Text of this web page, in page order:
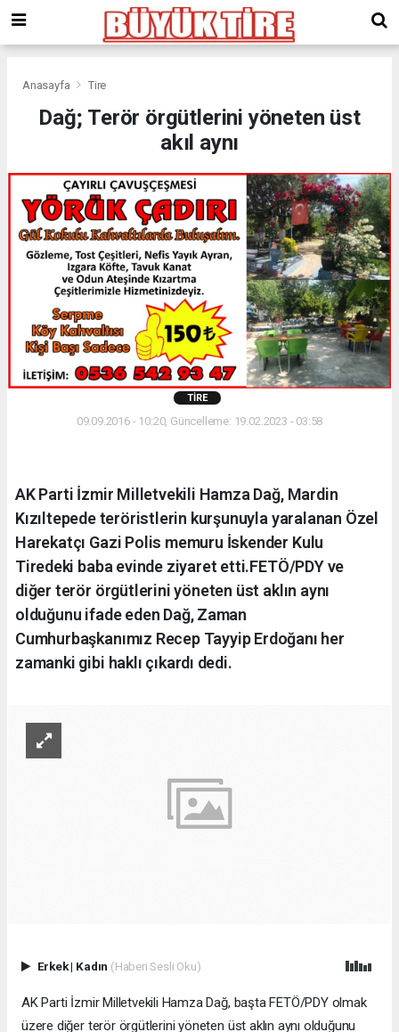
giriş
kingroyal
Anasayfa Tire
Dağ; Terör örgütlerini yöneten üst
akıl aynı
TIRE
09.09.2016 - 10:20, Güncelleme: 19.02.2023 - 03:58
AK Parti İzmir Milletvekili Hamza Dağ, Mardin
Kızıltepede teröristlerin kurşunuyla yaralanan Özel
Harekatçı Gazi Polis memuru İskender Kulu
Tiredeki baba evinde ziyaret etti.FETÖ/PDY ve
diğer terör örgütlerini yöneten üst aklın aynı
olduğunu ifade eden Dağ, Zaman
Cumhurbaşkanımız Recep Tayyip Erdoğanı her
zamanki gibi haklı çıkardı dedi.
Erkek| Kadın (Haberi Sesli Oku)
AK Parti İzmir Milletvekili Hamza Dağ, başta FETÖ/PDY olmak
üzere diğer terör örgütlerini yöneten üst aklın aynı olduğunu